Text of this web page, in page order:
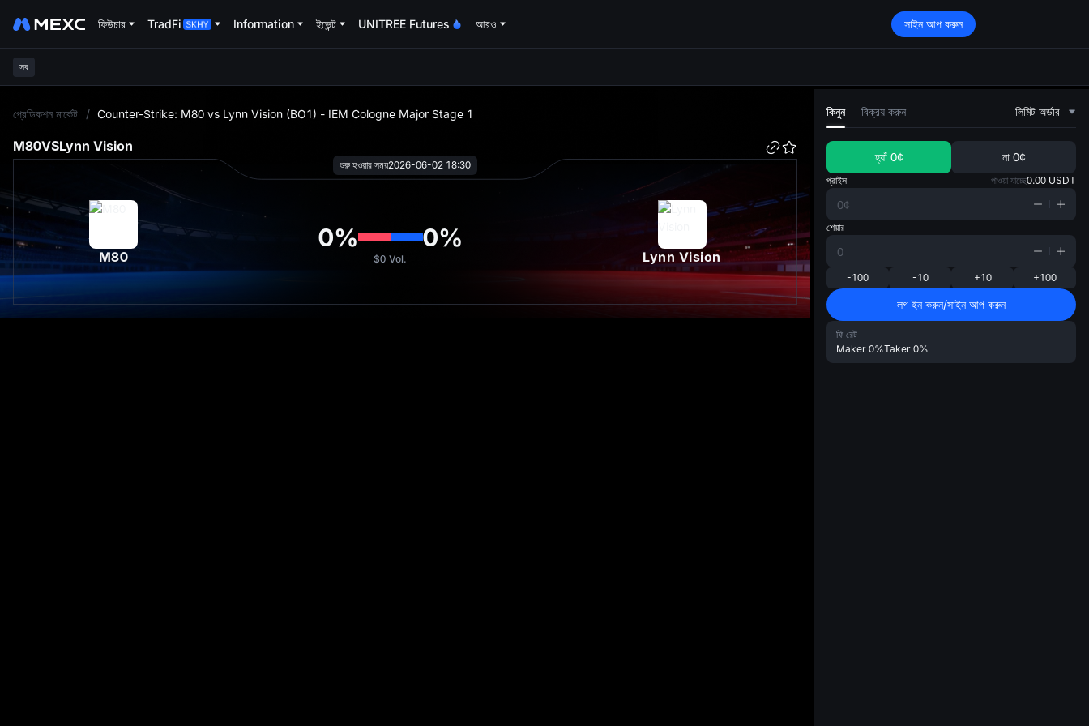
ফিউচার TradFi Information ইভেন্ট UNITREE Futures আরও সাইন আপ করুন
সব
প্রেডিকশন মার্কেট / Counter-Strike: M80 vs Lynn Vision (BO1) - IEM Cologne Major Stage 1
M80VSLynn Vision
শুরু হওয়ার সময়2026-06-02 18:30
M80
0% 0%
$0 Vol. Lynn Vision
কিনুন বিক্রয় করুন লিমিট অর্ডার
হ্যাঁ 0¢ না 0¢
প্রাইস পাওয়া যাচ্ছে0.00 USDT
শেয়ার
-100 -10 +10 +100
লগ ইন করুন/সাইন আপ করুন
ফি রেট
Maker 0%Taker 0%